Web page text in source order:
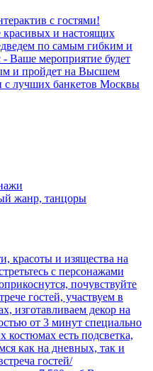
с гостями!
и настоящих
по самым гибким и
Ваше мероприятие будет
и пройдет на Высшем
c лучших банкетов Москвы
жанр, танцоры
красоты и изящества на
с персонажами
почувствуйте
гостей, участвуем в
изготавливаем декор на
от 3 минут специально
есть подсветка,
как на дневных, так и
гостей/